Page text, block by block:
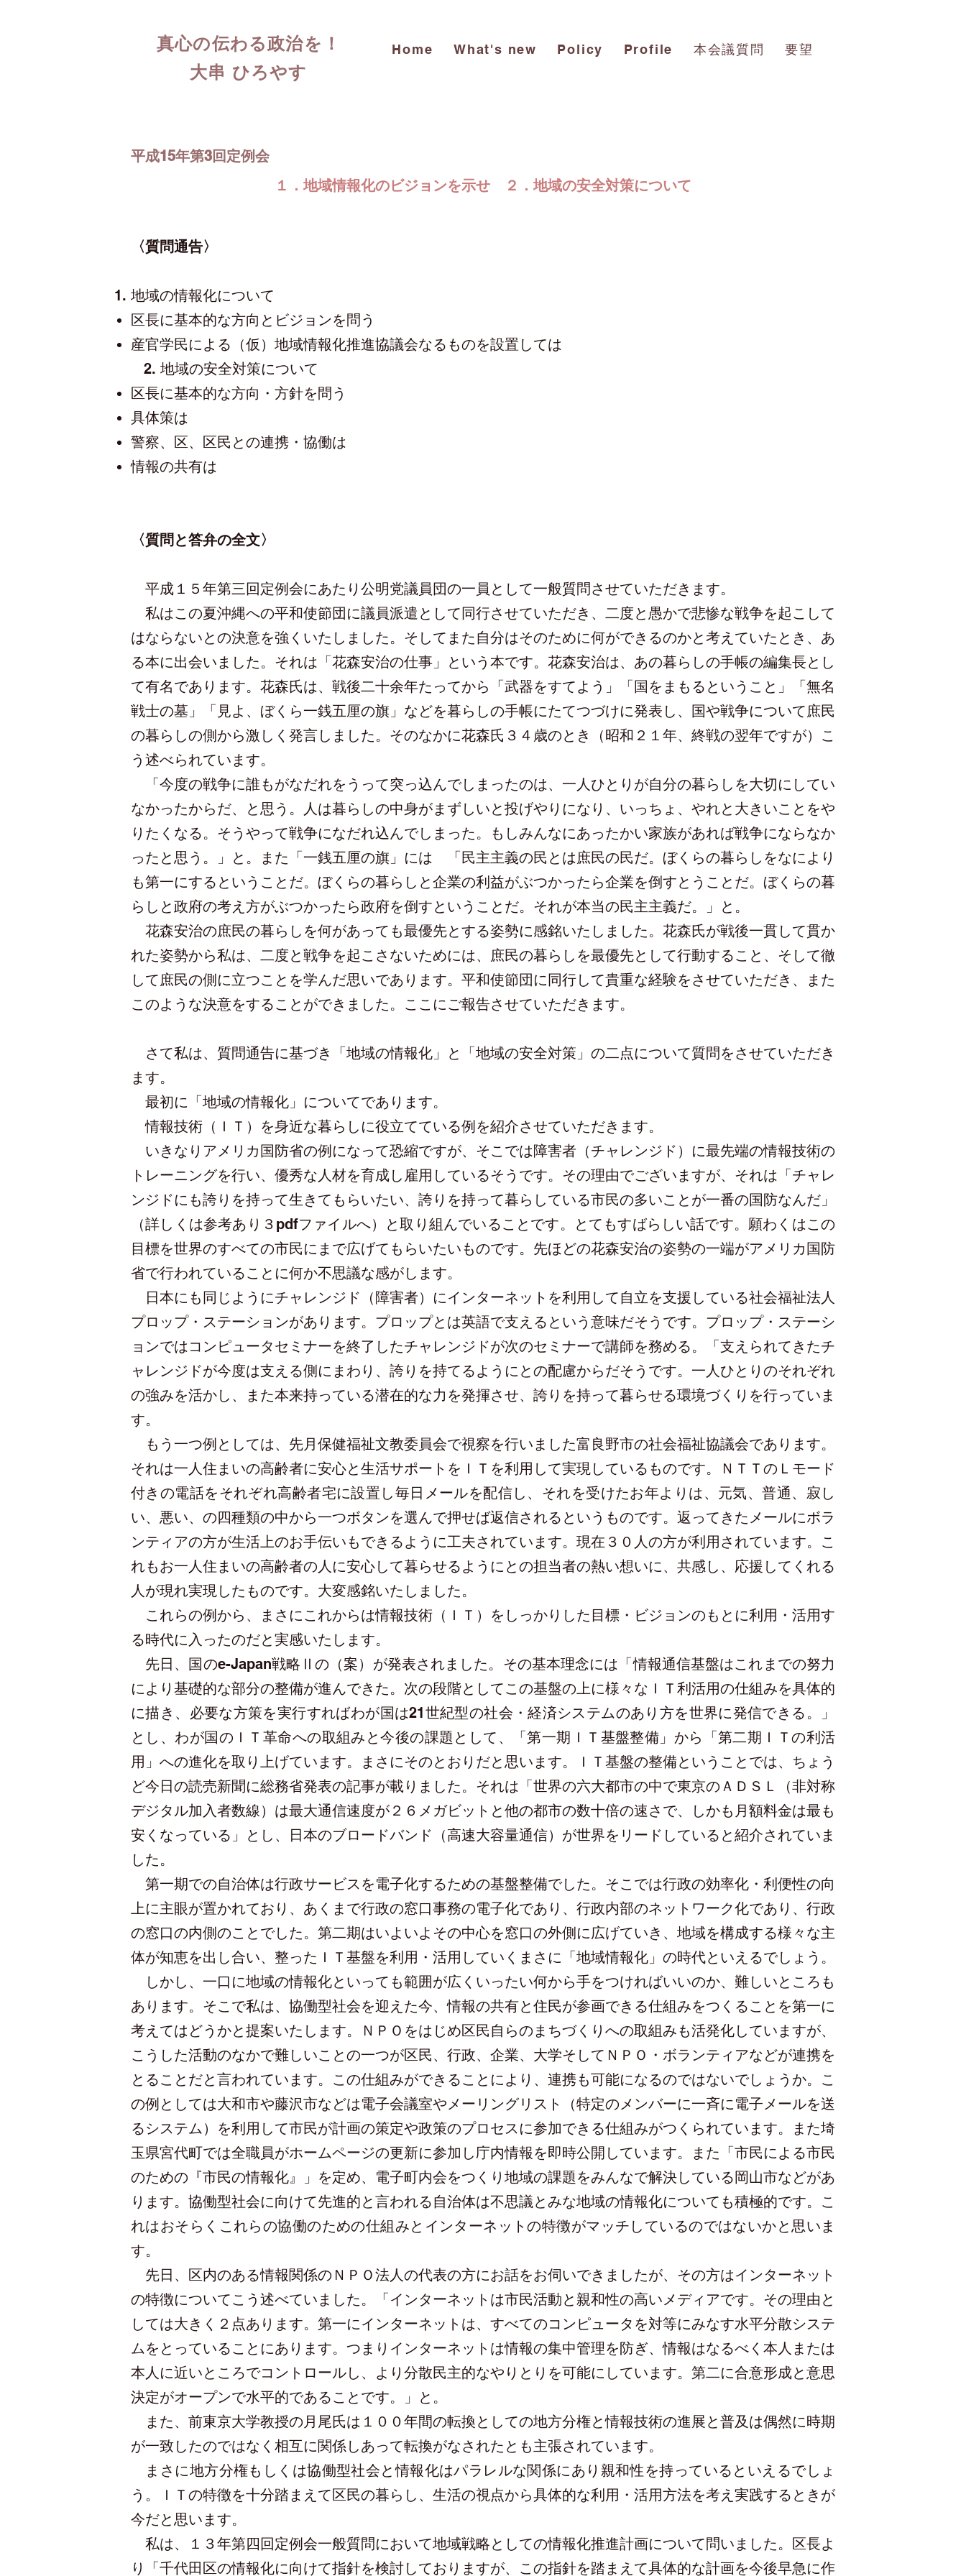
真心の伝わる政治を！
大串 ひろやす
Home What's new Policy Profile 本会議質問 要望
平成15年第3回定例会
​１．地域情報化のビジョンを示せ ２．地域の安全対策について
〈質問通告〉
​地域の情報化について
区長に基本的な方向とビジョンを問う
産官学民による（仮）地域情報化推進協議会なるものを設置しては
2. 地域の安全対策について
区長に基本的な方向・方針を問う
具体策は
警察、区、区民との連携・協働は
情報の共有は​​
〈質問と答弁の全文〉
平成１５年第三回定例会にあたり公明党議員団の一員として一般質問させていただきます。
私はこの夏沖縄への平和使節団に議員派遣として同行させていただき、二度と愚かで悲惨な戦争を起こして
はならないとの決意を強くいたしました。そしてまた自分はそのために何ができるのかと考えていたとき、あ
る本に出会いました。それは「花森安治の仕事」という本です。花森安治は、あの暮らしの手帳の編集長とし
て有名であります。花森氏は、戦後二十余年たってから「武器をすてよう」「国をまもるということ」「無名
戦士の墓」「見よ、ぼくら一銭五厘の旗」などを暮らしの手帳にたてつづけに発表し、国や戦争について庶民
の暮らしの側から激しく発言しました。そのなかに花森氏３４歳のとき（昭和２１年、終戦の翌年ですが）こ
う述べられています。
「今度の戦争に誰もがなだれをうって突っ込んでしまったのは、一人ひとりが自分の暮らしを大切にしてい
なかったからだ、と思う。人は暮らしの中身がまずしいと投げやりになり、いっちょ、やれと大きいことをや
りたくなる。そうやって戦争になだれ込んでしまった。もしみんなにあったかい家族があれば戦争にならなか
ったと思う。」と。また「一銭五厘の旗」には 「民主主義の民とは庶民の民だ。ぼくらの暮らしをなにより
も第一にするということだ。ぼくらの暮らしと企業の利益がぶつかったら企業を倒すとうことだ。ぼくらの暮
らしと政府の考え方がぶつかったら政府を倒すということだ。それが本当の民主主義だ。」と。
花森安治の庶民の暮らしを何があっても最優先とする姿勢に感銘いたしました。花森氏が戦後一貫して貫か
れた姿勢から私は、二度と戦争を起こさないためには、庶民の暮らしを最優先として行動すること、そして徹
して庶民の側に立つことを学んだ思いであります。平和使節団に同行して貴重な経験をさせていただき、また
このような決意をすることができました。ここにご報告させていただきます。
さて私は、質問通告に基づき「地域の情報化」と「地域の安全対策」の二点について質問をさせていただき
ます。
最初に「地域の情報化」についてであります。
情報技術（ＩＴ）を身近な暮らしに役立てている例を紹介させていただきます。
いきなりアメリカ国防省の例になって恐縮ですが、そこでは障害者（チャレンジド）に最先端の情報技術の
トレーニングを行い、優秀な人材を育成し雇用しているそうです。その理由でございますが、それは「チャレ
ンジドにも誇りを持って生きてもらいたい、誇りを持って暮らしている市民の多いことが一番の国防なんだ」
（詳しくは参考あり３pdfファイルへ）と取り組んでいることです。とてもすばらしい話です。願わくはこの
目標を世界のすべての市民にまで広げてもらいたいものです。先ほどの花森安治の姿勢の一端がアメリカ国防
省で行われていることに何か不思議な感がします。
日本にも同じようにチャレンジド（障害者）にインターネットを利用して自立を支援している社会福祉法人
プロップ・ステーションがあります。プロップとは英語で支えるという意味だそうです。プロップ・ステーシ
ョンではコンピュータセミナーを終了したチャレンジドが次のセミナーで講師を務める。「支えられてきたチ
ャレンジドが今度は支える側にまわり、誇りを持てるようにとの配慮からだそうです。一人ひとりのそれぞれ
の強みを活かし、また本来持っている潜在的な力を発揮させ、誇りを持って暮らせる環境づくりを行っていま
す。
もう一つ例としては、先月保健福祉文教委員会で視察を行いました富良野市の社会福祉協議会であります。
それは一人住まいの高齢者に安心と生活サポートをＩＴを利用して実現しているものです。ＮＴＴのＬモード
付きの電話をそれぞれ高齢者宅に設置し毎日メールを配信し、それを受けたお年よりは、元気、普通、寂し
い、悪い、の四種類の中から一つボタンを選んで押せば返信されるというものです。返ってきたメールにボラ
ンティアの方が生活上のお手伝いもできるように工夫されています。現在３０人の方が利用されています。こ
れもお一人住まいの高齢者の人に安心して暮らせるようにとの担当者の熱い想いに、共感し、応援してくれる
人が現れ実現したものです。大変感銘いたしました。
これらの例から、まさにこれからは情報技術（ＩＴ）をしっかりした目標・ビジョンのもとに利用・活用す
る時代に入ったのだと実感いたします。
先日、国のe-Japan戦略Ⅱの（案）が発表されました。その基本理念には「情報通信基盤はこれまでの努力
により基礎的な部分の整備が進んできた。次の段階としてこの基盤の上に様々なＩＴ利活用の仕組みを具体的
に描き、必要な方策を実行すればわが国は21世紀型の社会・経済システムのあり方を世界に発信できる。」
とし、わが国のＩＴ革命への取組みと今後の課題として、「第一期ＩＴ基盤整備」から「第二期ＩＴの利活
用」への進化を取り上げています。まさにそのとおりだと思います。ＩＴ基盤の整備ということでは、ちょう
ど今日の読売新聞に総務省発表の記事が載りました。それは「世界の六大都市の中で東京のＡＤＳＬ（非対称
デジタル加入者数線）は最大通信速度が２６メガビットと他の都市の数十倍の速さで、しかも月額料金は最も
安くなっている」とし、日本のブロードバンド（高速大容量通信）が世界をリードしていると紹介されていま
した。
第一期での自治体は行政サービスを電子化するための基盤整備でした。そこでは行政の効率化・利便性の向
上に主眼が置かれており、あくまで行政の窓口事務の電子化であり、行政内部のネットワーク化であり、行政
の窓口の内側のことでした。第二期はいよいよその中心を窓口の外側に広げていき、地域を構成する様々な主
体が知恵を出し合い、整ったＩＴ基盤を利用・活用していくまさに「地域情報化」の時代といえるでしょう。
しかし、一口に地域の情報化といっても範囲が広くいったい何から手をつければいいのか、難しいところも
あります。そこで私は、協働型社会を迎えた今、情報の共有と住民が参画できる仕組みをつくることを第一に
考えてはどうかと提案いたします。ＮＰＯをはじめ区民自らのまちづくりへの取組みも活発化していますが、
こうした活動のなかで難しいことの一つが区民、行政、企業、大学そしてＮＰＯ・ボランティアなどが連携を
とることだと言われています。この仕組みができることにより、連携も可能になるのではないでしょうか。こ
の例としては大和市や藤沢市などは電子会議室やメーリングリスト（特定のメンバーに一斉に電子メールを送
るシステム）を利用して市民が計画の策定や政策のプロセスに参加できる仕組みがつくられています。また埼
玉県宮代町では全職員がホームページの更新に参加し庁内情報を即時公開しています。また「市民による市民
のための『市民の情報化』」を定め、電子町内会をつくり地域の課題をみんなで解決している岡山市などがあ
ります。協働型社会に向けて先進的と言われる自治体は不思議とみな地域の情報化についても積極的です。こ
れはおそらくこれらの協働のための仕組みとインターネットの特徴がマッチしているのではないかと思いま
す。
先日、区内のある情報関係のＮＰＯ法人の代表の方にお話をお伺いできましたが、その方はインターネット
の特徴についてこう述べていました。「インターネットは市民活動と親和性の高いメディアです。その理由と
しては大きく２点あります。第一にインターネットは、すべてのコンピュータを対等にみなす水平分散システ
ムをとっていることにあります。つまりインターネットは情報の集中管理を防ぎ、情報はなるべく本人または
本人に近いところでコントロールし、より分散民主的なやりとりを可能にしています。第二に合意形成と意思
決定がオープンで水平的であることです。」と。
また、前東京大学教授の月尾氏は１００年間の転換としての地方分権と情報技術の進展と普及は偶然に時期
が一致したのではなく相互に関係しあって転換がなされたとも主張されています。
まさに地方分権もしくは協働型社会と情報化はパラレルな関係にあり親和性を持っているといえるでしょ
う。ＩＴの特徴を十分踏まえて区民の暮らし、生活の視点から具体的な利用・活用方法を考え実践するときが
今だと思います。
私は、１３年第四回定例会一般質問において地域戦略としての情報化推進計画について問いました。区長よ
り「千代田区の情報化に向けて指針を検討しておりますが、この指針を踏まえて具体的な計画を今後早急に作